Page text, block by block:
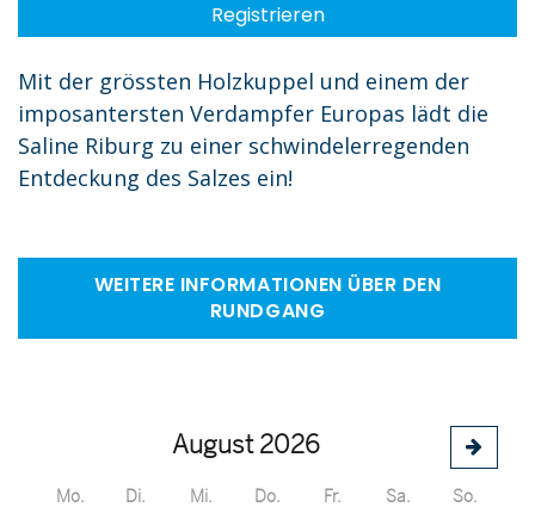
Registrieren
Mit der grössten Holzkuppel und einem der
imposantersten Verdampfer Europas lädt die
Saline Riburg zu einer schwindelerregenden
Entdeckung des Salzes ein!
WEITERE INFORMATIONEN ÜBER DEN
RUNDGANG
August 2026
Mo. Di. Mi. Do. Fr. Sa. So.